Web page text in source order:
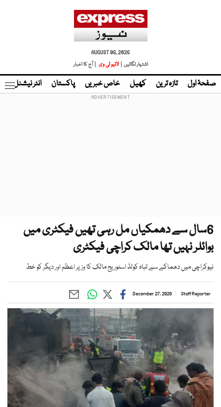
AUGUST 06, 2026
اشتہار لگائیں |
لائیو ٹی وی | آج کا اخبار
صفحۂ اول تازہ ترین کھیل خاص خبریں پاکستان انٹر نیشنل
6سال سے دھمکیاں مل رہی تھیں فیکٹری میں
بوائلر نہیں تھا مالک کراچی فیکٹری
نیوکراچی میں دھماکے سے تباہ کولڈ اسٹوریج مالک کا وزیر اعظم اور دیگر کو خط
Staff Reporter
December 27, 2020